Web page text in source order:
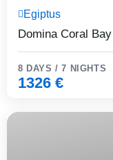
Egiptus
Domina Coral
8 DAYS / 7 NIGHTS
1326 €